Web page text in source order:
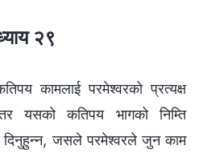
२९
कामलाई परमेश्‍वरको प्रत्यक्ष
यसको कतिपय भागको निम्ति
दिनुहुन्‍न, जसले परमेश्‍वरले जुन काम